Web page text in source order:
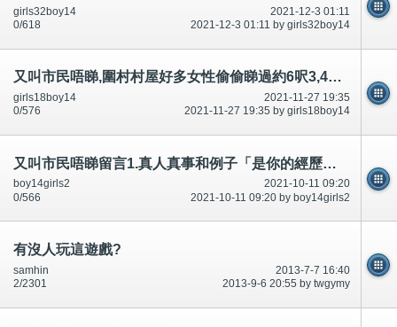
2021-12-3 01:11
girls32boy14
2021-12-3 01:11 by girls32boy14
0/618
又叫市民唔睇,圍村村屋好多女性偷偷睇過約6呎3,4或及350磅以上肥男,成條陰毛陰莖賓周硬勃起,之後男女都鍾意,想
2021-11-27 19:35
girls18boy14
2021-11-27 19:35 by girls18boy14
0/576
又叫市民唔睇留言1.真人真事和例子「是你的經歷！一模一樣嗎？經常有,俾意見」-公開
2021-10-11 09:20
boy14girls2
2021-10-11 09:20 by boy14girls2
0/566
有沒人玩這遊戲?
2013-7-7 16:40
samhin
2013-9-6 20:55 by twgymy
2/2301